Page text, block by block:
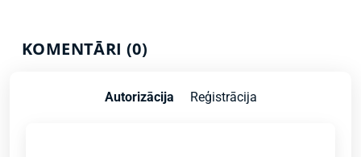
KOMENTĀRI (0)
Autorizācija Reģistrācija